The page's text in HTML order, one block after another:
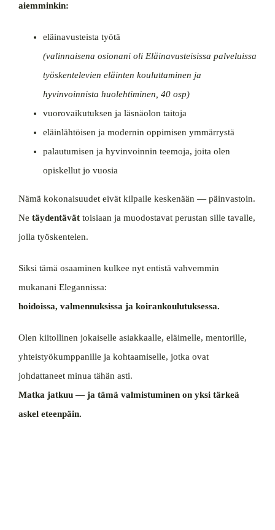
aiemminkin:
eläinavusteista työtä
(valinnaisena osionani oli Eläinavusteisissa palveluissa
työskentelevien eläinten kouluttaminen ja
hyvinvoinnista huolehtiminen, 40 osp)
vuorovaikutuksen ja läsnäolon taitoja
eläinlähtöisen ja modernin oppimisen ymmärrystä
palautumisen ja hyvinvoinnin teemoja, joita olen
opiskellut jo vuosia
Nämä kokonaisuudet eivät kilpaile keskenään — päinvastoin.
Ne täydentävät toisiaan ja muodostavat perustan sille tavalle,
jolla työskentelen.
Siksi tämä osaaminen kulkee nyt entistä vahvemmin
mukanani Elegannissa:
hoidoissa, valmennuksissa ja koirankoulutuksessa.
Olen kiitollinen jokaiselle asiakkaalle, eläimelle, mentorille,
yhteistyökumppanille ja kohtaamiselle, jotka ovat
johdattaneet minua tähän asti.
Matka jatkuu — ja tämä valmistuminen on yksi tärkeä
askel eteenpäin.